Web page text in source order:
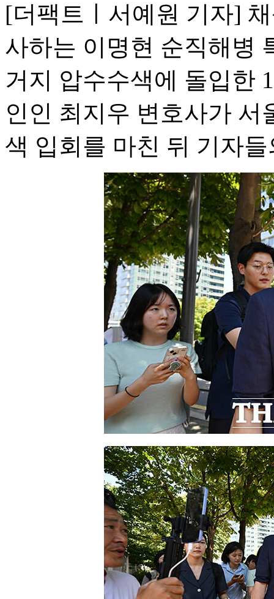
[더팩트ㅣ서예원 기자]
사하는 이명현 순직해병
거지 압수수색에 돌입한
인인 최지우 변호사가
색 입회를 마친 뒤 기자